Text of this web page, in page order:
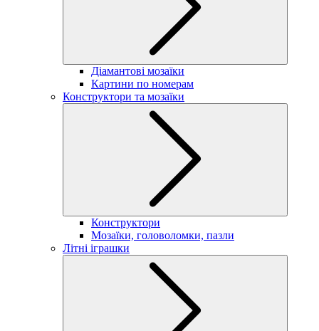
Діамантові мозаїки
Картини по номерам
Конструктори та мозаїки
Конструктори
Мозаїки, головоломки, пазли
Літні іграшки